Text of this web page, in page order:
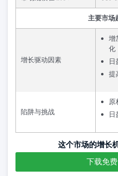
主要市场
增长驱动因素
增
化
日
提
陷阱与挑战
原
日
这个市场的增长
下载免费